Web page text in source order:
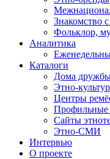
Знакомство
Фольклор,
Аналитика
Каталоги
Дома
Этно-
Центры
Профильные
Сайты
Этно-СМИ
Интервью
О проекте